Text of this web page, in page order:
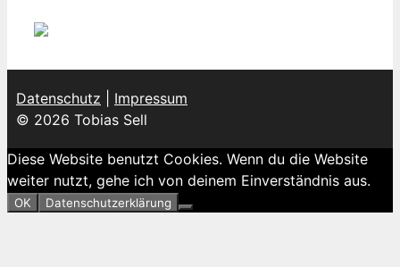
Datenschutz
Impressum
© 2026 Tobias Sell
Diese Website benutzt Cookies. Wenn du die Website
weiter nutzt, gehe ich von deinem Einverständnis aus.
OK Datenschutzerklärung